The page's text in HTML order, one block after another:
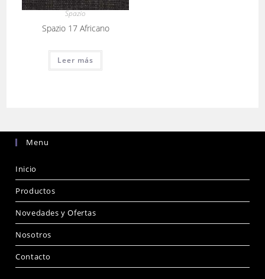
Spazio
Spazio 17 Africano
Leer más
Menu
Inicio
Productos
Novedades y Ofertas
Nosotros
Contacto